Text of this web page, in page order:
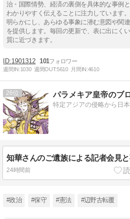
治・国際情勢、経済の裏側を具体的な事例
わかりやすく伝えることに注力しています
明らかにし、あらゆる事象に潜む意図や関
を提供します。毎回の更新で、表に出にく
質に近づきます。
1901312 101
週間IN:1030 週間OUT:5610 月間IN:4610
26 パラメキア皇帝のブ
特定アジアの侵略から日
24時間前
#政治 #保守 #憲法 #辺野古転覆